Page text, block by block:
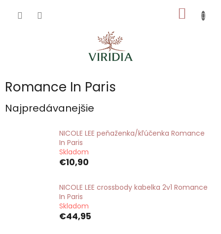
KOŠÍK
Romance In Paris
Najpredávanejšie
NICOLE LEE peňaženka/kľúčenka Romance
In Paris
Skladom
€10,90
NICOLE LEE crossbody kabelka 2v1 Romance
In Paris
Skladom
€44,95